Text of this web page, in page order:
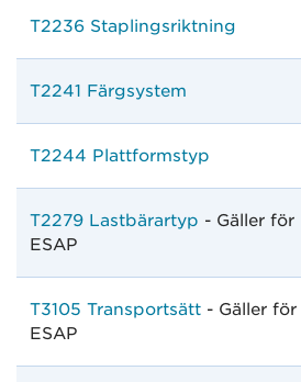
T2236 Staplingsriktning
T2241 Färgsystem
T2244 Plattformstyp
T2279 Lastbärartyp - Gäller för
ESAP
T3105 Transportsätt - Gäller för
ESAP